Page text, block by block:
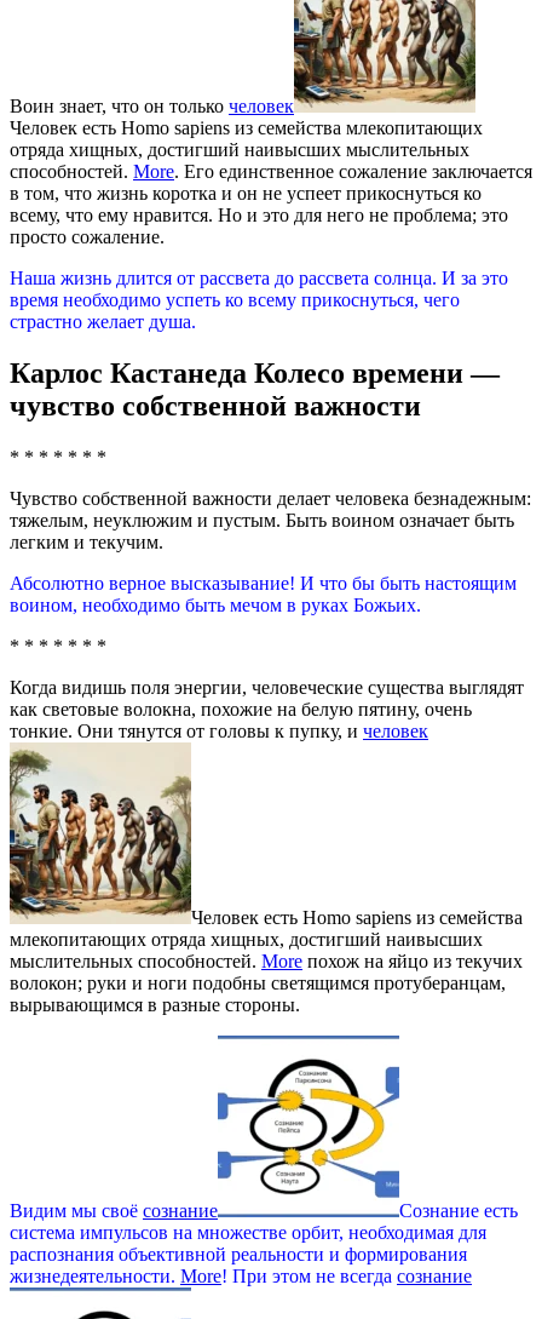
Воин знает, что он только человек
Человек есть Homo sapiens из семейства млекопитающих
отряда хищных, достигший наивысших мыслительных
способностей. More. Его единственное сожаление заключается
в том, что жизнь коротка и он не успеет прикоснуться ко
всему, что ему нравится. Но и это для него не проблема; это
просто сожаление.
Наша жизнь длится от рассвета до рассвета солнца. И за это
время необходимо успеть ко всему прикоснуться, чего
страстно желает душа.
Карлос Кастанеда Колесо времени —
чувство собственной важности
* * * * * * *
Чувство собственной важности делает человека безнадежным:
тяжелым, неуклюжим и пустым. Быть воином означает быть
легким и текучим.
Абсолютно верное высказывание! И что бы быть настоящим
воином, необходимо быть мечом в руках Божьих.
* * * * * * *
Когда видишь поля энергии, человеческие существа выглядят
как световые волокна, похожие на белую пятину, очень
тонкие. Они тянутся от головы к пупку, и человек
Человек есть Homo sapiens из семейства
млекопитающих отряда хищных, достигший наивысших
мыслительных способностей. More похож на яйцо из текучих
волокон; руки и ноги подобны светящимся протуберанцам,
вырывающимся в разные стороны.
Видим мы своё сознание
Сознание есть
система импульсов на множестве орбит, необходимая для
распознания объективной реальности и формирования
жизнедеятельности. More! При этом не всегда сознание